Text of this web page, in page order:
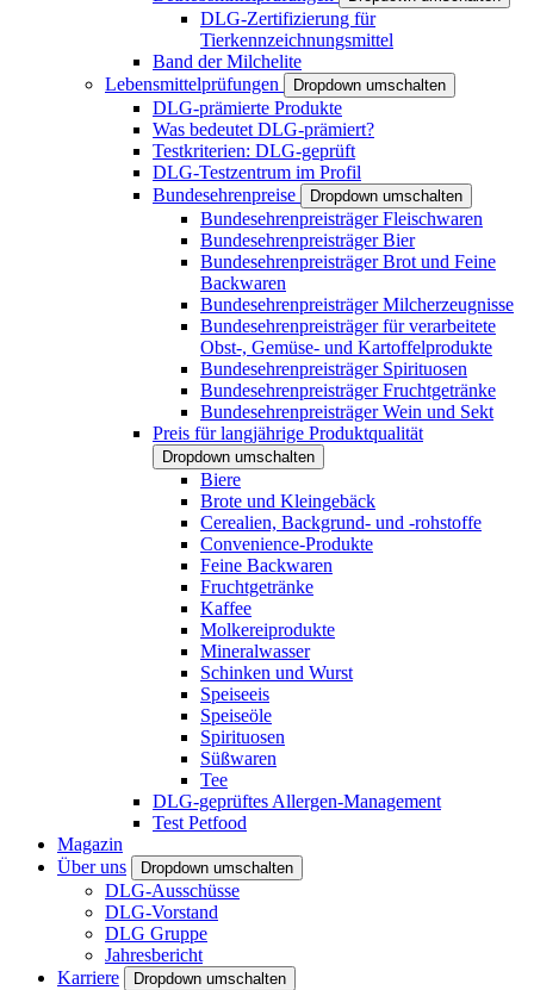
DLG-Zertifizierung für
Tierkennzeichnungsmittel
Band der Milchelite
Lebensmittelprüfungen
Dropdown umschalten
DLG-prämierte Produkte
Was bedeutet DLG-prämiert?
Testkriterien: DLG-geprüft
DLG-Testzentrum im Profil
Bundesehrenpreise
Dropdown umschalten
Bundesehrenpreisträger Fleischwaren
Bundesehrenpreisträger Bier
Bundesehrenpreisträger Brot und Feine
Backwaren
Bundesehrenpreisträger Milcherzeugnisse
Bundesehrenpreisträger für verarbeitete
Obst-, Gemüse- und Kartoffelprodukte
Bundesehrenpreisträger Spirituosen
Bundesehrenpreisträger Fruchtgetränke
Bundesehrenpreisträger Wein und Sekt
Preis für langjährige Produktqualität
Dropdown umschalten
Biere
Brote und Kleingebäck
Cerealien, Backgrund- und -rohstoffe
Convenience-Produkte
Feine Backwaren
Fruchtgetränke
Kaffee
Molkereiprodukte
Mineralwasser
Schinken und Wurst
Speiseeis
Speiseöle
Spirituosen
Süßwaren
Tee
DLG-geprüftes Allergen-Management
Test Petfood
Magazin
Über uns
Dropdown umschalten
DLG-Ausschüsse
DLG-Vorstand
DLG Gruppe
Jahresbericht
Karriere
Dropdown umschalten